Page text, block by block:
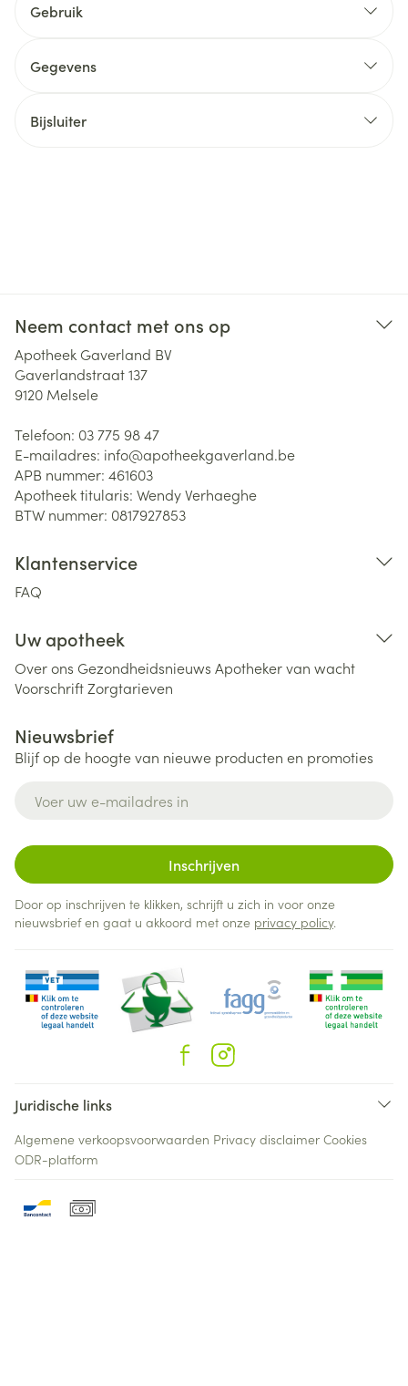
Gebruik
Gegevens
Bijsluiter
Neem contact met ons op
Apotheek Gaverland BV
Gaverlandstraat 137
9120 Melsele
Telefoon: 03 775 98 47
E-mailadres: info@apotheekgaverland.be
APB nummer: 461603
Apotheek titularis: Wendy Verhaeghe
BTW nummer: 0817927853
Klantenservice
FAQ
Uw apotheek
Over ons Gezondheidsnieuws Apotheker van wacht
VoorschriftZorgtarieven
Nieuwsbrief
Blijf op de hoogte van nieuwe producten en promoties
Inschrijven
Door op inschrijven te klikken, schrijft u zich in voor onze
nieuwsbrief en gaat u akkoord met onze privacy policy.
Juridische links
Algemene verkoopsvoorwaarden Privacy disclaimer Cookies
ODR-platform